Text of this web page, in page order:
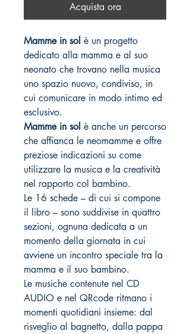
Acquista ora
Mamme in sol è un progetto
dedicato alla mamma e al suo
neonato che trovano nella musica
uno spazio nuovo, condiviso, in
cui comunicare in modo intimo ed
esclusivo.
Mamme in sol è anche un percorso
che affianca le neomamme e offre
preziose indicazioni su come
utilizzare la musica e la creatività
nel rapporto col bambino.
Le 16 schede – di cui si compone
il libro – sono suddivise in quattro
sezioni, ognuna dedicata a un
momento della giornata in cui
avviene un incontro speciale tra la
mamma e il suo bambino.
Le musiche contenute nel CD
AUDIO e nel QRcode ritmano i
momenti quotidiani insieme: dal
risveglio al bagnetto, dalla pappa